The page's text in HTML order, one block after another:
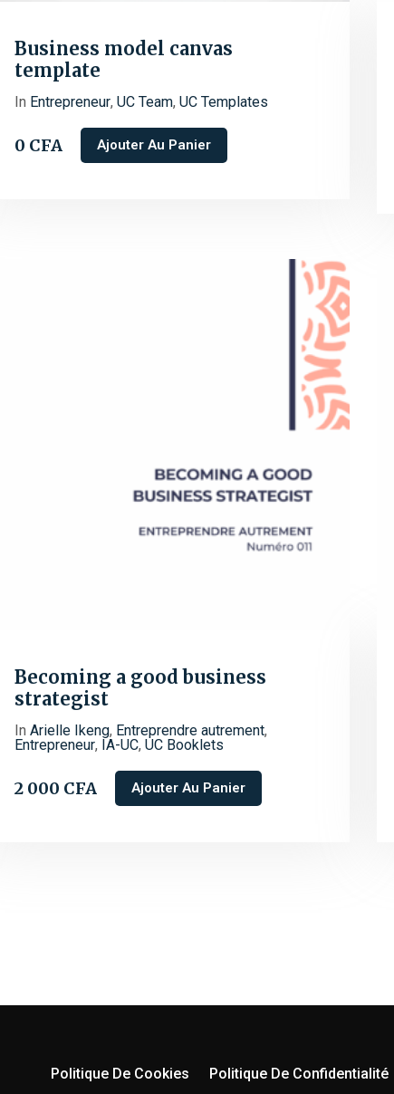
Business model canvas
template
In Entrepreneur, UC Team, UC Templates
0 CFA Ajouter Au Panier
Becoming a good business
strategist
In Arielle Ikeng, Entreprendre autrement,
Entrepreneur, IA-UC, UC Booklets
2 000 CFA Ajouter Au Panier
Politique De Cookies Politique De Confidentialité